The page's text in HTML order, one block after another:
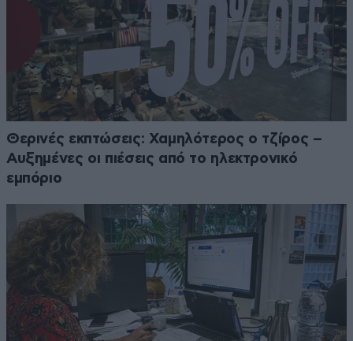
Θερινές εκπτώσεις: Χαμηλότερος ο τζίρος –
Αυξημένες οι πιέσεις από το ηλεκτρονικό
εμπόριο